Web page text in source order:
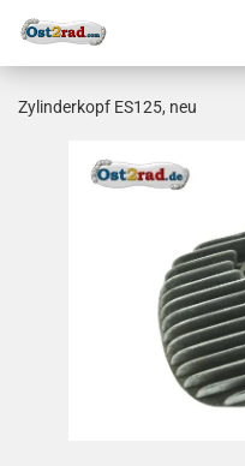
Zylinderkopf ES125, neu